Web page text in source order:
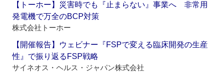
【トーホー】災害時でも『止まらない』事業へ 非常用
発電機で万全のBCP対策
株式会社トーホー
【開催報告】ウェビナー『FSPで変える臨床開発の生産
性』で振り返るFSP戦略
サイネオス・ヘルス・ジャパン株式会社